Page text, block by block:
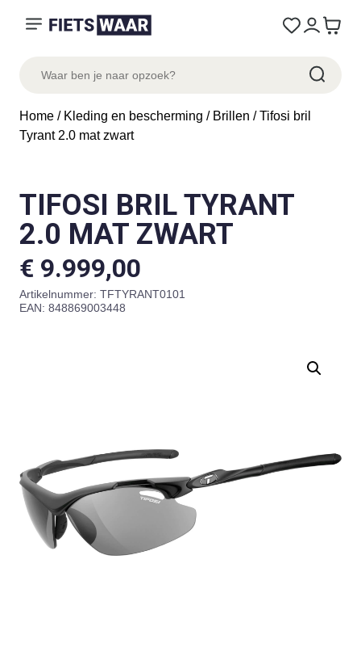
Home / Kleding en bescherming / Brillen / Tifosi bril
Tyrant 2.0 mat zwart
TIFOSI BRIL TYRANT
2.0 MAT ZWART
€ 9.999,00
Artikelnummer: TFTYRANT0101
EAN: 848869003448